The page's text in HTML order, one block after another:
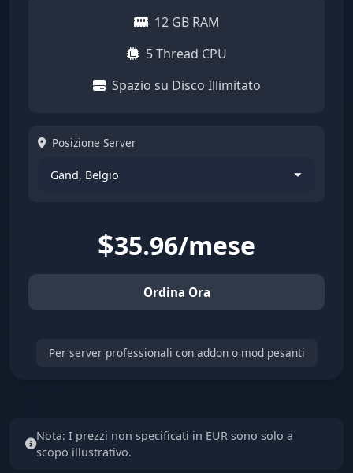
12 GB RAM
5 Thread CPU
Spazio su Disco Illimitato
Posizione Server
$35.96/mese
Ordina Ora
Per server professionali con addon o mod pesanti
Nota: I prezzi non specificati in EUR sono solo a
scopo illustrativo.